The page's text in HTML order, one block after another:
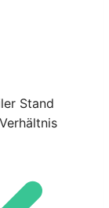
Stand